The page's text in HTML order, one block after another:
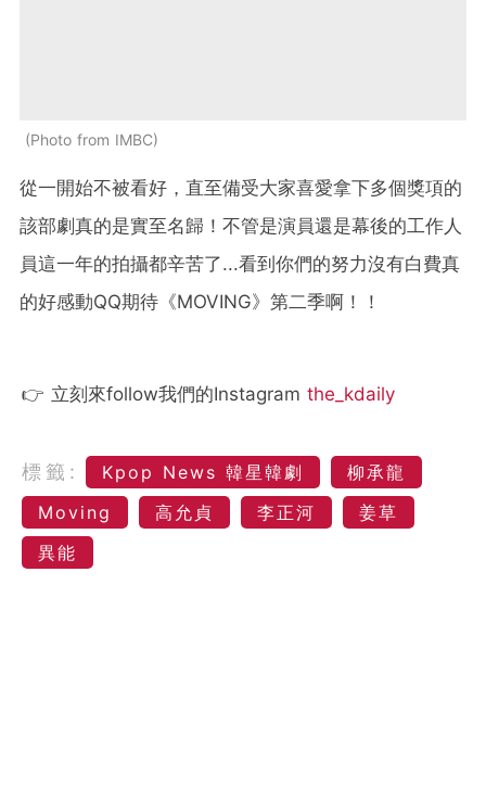
Photo from IMBC
從一開始不被看好，直至備受大家喜愛拿下多個獎項的
該部劇真的是實至名歸！不管是演員還是幕後的工作人
員這一年的拍攝都辛苦了...看到你們的努力沒有白費真
的好感動QQ期待《MOVING》第二季啊！！
👉 立刻來follow我們的Instagram the_kdaily
標籤: Kpop News 韓星韓劇
柳承龍
Moving
高允貞 李正河
姜草
異能